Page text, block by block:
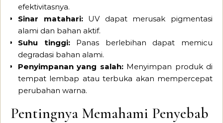
efektivitasnya.
Sinar matahari:UV dapat merusak pigmentasi
alami dan bahan aktif.
Suhu tinggi:Panas berlebihan dapat memicu
degradasi bahan alami.
Penyimpanan yang salah:Menyimpan produk di
tempat lembap atau terbuka akan mempercepat
perubahan warna.
Pentingnya Memahami Penyebab